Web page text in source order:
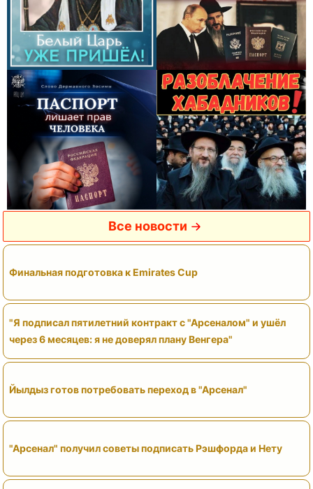
Все новости
Финальная подготовка к Emirates Cup
"Я подписал пятилетний контракт с "Арсеналом" и ушёл
через 6 месяцев: я не доверял плану Венгера"
Йылдыз готов потребовать переход в "Арсенал"
"Арсенал" получил советы подписать Рэшфорда и Нету